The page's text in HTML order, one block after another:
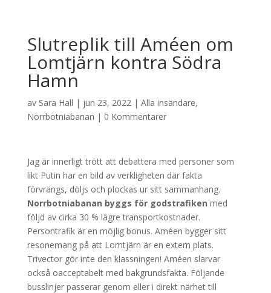
Slutreplik till Améen om
Lomtjärn kontra Södra
Hamn
av Sara Hall | jun 23, 2022| Alla insändare,
Norrbotniabanan | 0 Kommentarer
Jag är innerligt trött att debattera med personer som
likt Putin har en bild av verkligheten där fakta
förvrängs, döljs och plockas ur sitt sammanhang.
Norrbotniabanan byggs för godstrafiken med
följd av cirka 30 % lägre transportkostnader.
Persontrafik är en möjlig bonus. Améen bygger sitt
resonemang på att Lomtjärn är en extern plats.
Trivector gör inte den klassningen! Améen slarvar
också oacceptabelt med bakgrundsfakta. Följande
busslinjer passerar genom eller i direkt närhet till